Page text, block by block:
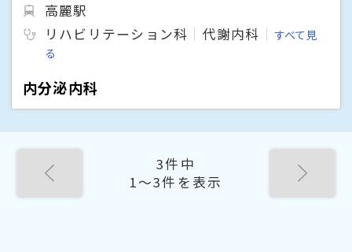
高麗駅
リハビリテーション科
代謝内科
すべて見
る
内分泌内科
3件中
1〜3件を表示